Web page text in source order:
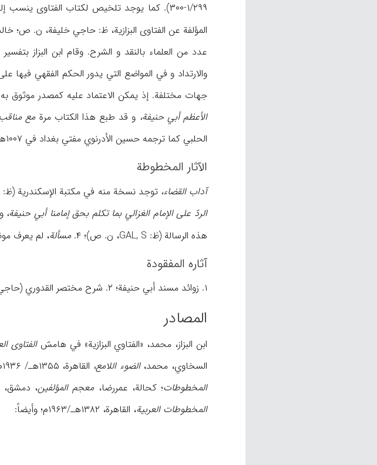
۱/۲۹۹-۳۰۰). کما یوجد تلخیص لکتاب الفتاوی ینسب إلی ابن البزاز و لایمکن البت في هذا (ظ: TS، رقم
المؤلفة عن الفتاوی البزازیة، ظ: حاجي خلیفة، ن. ص؛
عدد من العلماء بالنقد و الشرح. وقام ابن البزاز
جهات مختلفة. إذ یمکن الاعتماد علیه کمصدر موثوق
الأعظم أبي حنیفة، و قد طبع هذا الکتاب مرة مع
الحلبي کما ترجمه حسین الأدرنوي مفتي بغداد في ۱۰۰۷هـ/۱۵۹۸ م إلی الترکیة (ظ: GAL, S, II/۳۱۶؛ حاجي خلیفة، ۲/۱۸۳۸).
الآثار المخطوطة
آداب القضاء، توجد نسخة منه في مکتبة الإسکندریة (ظ:
الردّ علی الإمام الغزالي بما تکلم بحق إمامنا أبي حنیفة،
هذه الرسالة (ظ: GAL, S، ن. ص)؛ ۴.
مسألة، لم یعرف
آثاره المفقودة
۱. زوائد مسند أبي حنیفة؛ ۲. شرح مختصر القدوري (حاجي خلیفة، ۲/۱۶۳۳، ۱۶۸۱)؛ ۳. مناسک الحج (کحالة، ۱۱/۲۲۴).
المصادر
ابن البزاز، محمد، «الفتاوي البزازیة» في هامش الفتاوی
السخاوي، محمد،الضوء اللامع، القاهرة، ۱۳۵۵هـ/ ۱۹۳۶م؛ طاش کبري زاده، أحمد،
المخطوطات؛ کحالة، عمررضا، معجم المؤلفین، دمشق، ۱۹۵۷م؛ اللکنوي، محمد عبدالحي،
المخطوطات العربیة، القاهرة، ۱۳۸۲هـ/۱۹۶۳م؛ وأیضاً: